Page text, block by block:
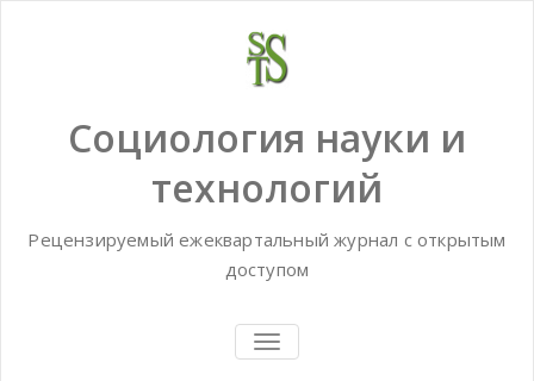
Социология науки и
технологий
Рецензируемый ежеквартальный журнал с открытым
доступом
TOGGLE
NAVIGATION